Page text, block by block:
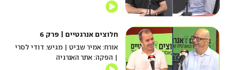
חלוצים אנרגטיים | פרק 6
אורח: אמיר שביט | מגיש: דודי לסרי
| הפקה: אתר האנרגיה